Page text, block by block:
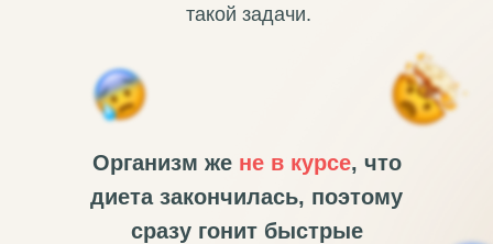
такой задачи.
Организм же не в курсе, что
диета закончилась, поэтому
сразу гонит быстрые